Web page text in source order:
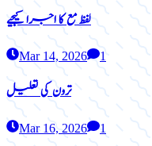
لفظ مع کا اجرا کیجیے
Mar 14, 2026 1
ترون کی تعلیل
Mar 16, 2026 1